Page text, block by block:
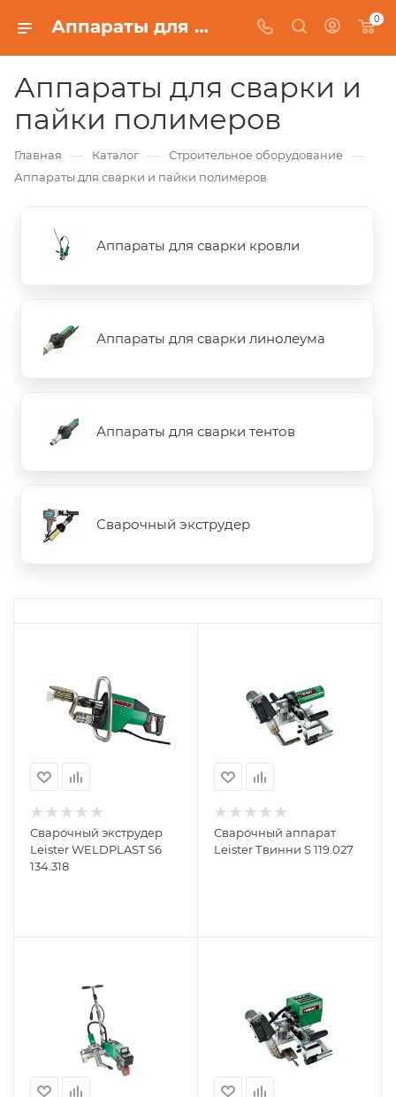
Аппараты для сварки и пайки полимеров 0
Аппараты для сварки и
пайки полимеров
Главная — Каталог — Строительное оборудование —
Аппараты для сварки и пайки полимеров
Аппараты для сварки кровли
Аппараты для сварки линолеума
Аппараты для сварки тентов
Сварочный экструдер
Сварочный экструдер
Leister WELDPLAST S6
134.318
Сварочный аппарат
Leister Твинни S 119.027